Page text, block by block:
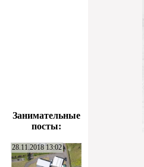
Занимательные
посты:
28.11.2018 13:02